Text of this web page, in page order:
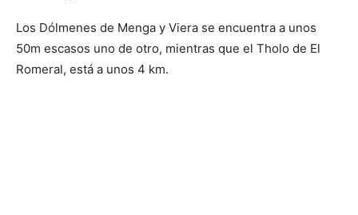
Los Dólmenes de Menga y Viera se encuentra a unos
50m escasos uno de otro, mientras que el Tholo de El
Romeral, está a unos 4 km.